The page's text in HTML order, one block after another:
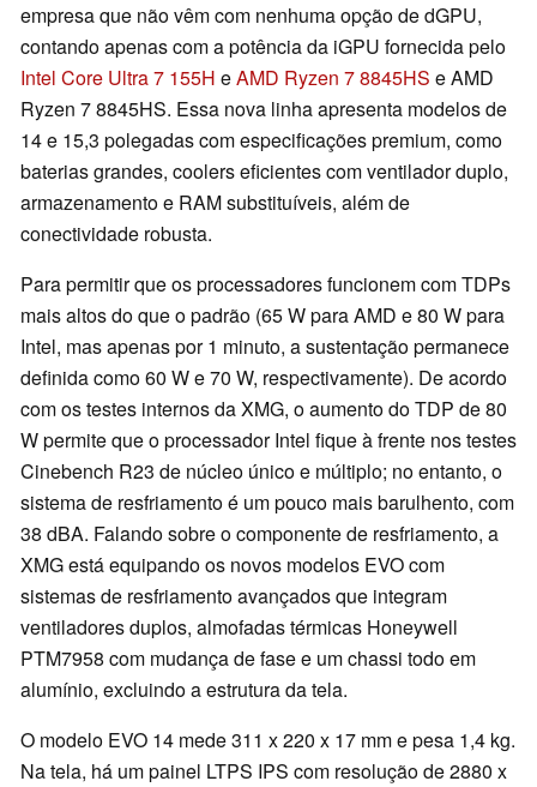
empresa que não vêm com nenhuma opção de dGPU,
contando apenas com a potência da iGPU fornecida pelo
Intel Core Ultra 7 155H eAMD Ryzen 7 8845HS e AMD
Ryzen 7 8845HS. Essa nova linha apresenta modelos de
14 e 15,3 polegadas com especificações premium, como
baterias grandes, coolers eficientes com ventilador duplo,
armazenamento e RAM substituíveis, além de
conectividade robusta.
Para permitir que os processadores funcionem com TDPs
mais altos do que o padrão (65 W para AMD e 80 W para
Intel, mas apenas por 1 minuto, a sustentação permanece
definida como 60 W e 70 W, respectivamente). De acordo
com os testes internos da XMG, o aumento do TDP de 80
W permite que o processador Intel fique à frente nos testes
Cinebench R23 de núcleo único e múltiplo; no entanto, o
sistema de resfriamento é um pouco mais barulhento, com
38 dBA. Falando sobre o componente de resfriamento, a
XMG está equipando os novos modelos EVO com
sistemas de resfriamento avançados que integram
ventiladores duplos, almofadas térmicas Honeywell
PTM7958 com mudança de fase e um chassi todo em
alumínio, excluindo a estrutura da tela.
O modelo EVO 14 mede 311 x 220 x 17 mm e pesa 1,4 kg.
Na tela, há um painel LTPS IPS com resolução de 2880 x